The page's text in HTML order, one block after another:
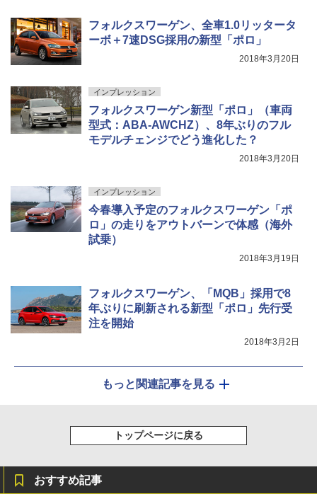
フォルクスワーゲン、全車1.0リッタータ
ーボ＋7速DSG採用の新型「ポロ」
2018年3月20日
インプレッション
フォルクスワーゲン新型「ポロ」（車両
型式：ABA-AWCHZ）、8年ぶりのフル
モデルチェンジでどう進化した？
2018年3月20日
インプレッション
今春導入予定のフォルクスワーゲン「ポ
ロ」の走りをアウトバーンで体感（海外
試乗）
2018年3月19日
フォルクスワーゲン、「MQB」採用で8
年ぶりに刷新される新型「ポロ」先行受
注を開始
2018年3月2日
もっと関連記事を見る
トップページに戻る
おすすめ記事